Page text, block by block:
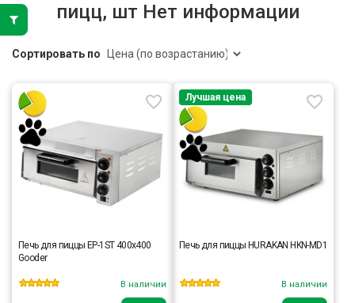
пицц, шт Нет информации
Сортировать по
Печь для пиццы EP-1ST 400x400
Gooder
В наличии
Лучшая цена
Печь для пиццы HURAKAN HKN-MD1
В наличии